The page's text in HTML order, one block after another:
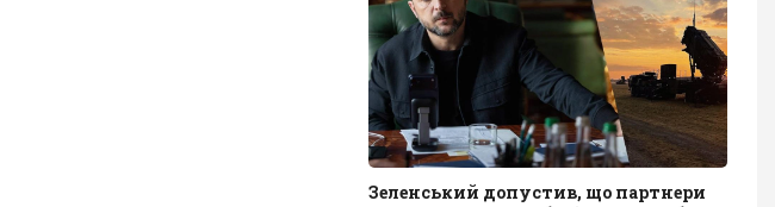
Зеленський допустив, що партнери